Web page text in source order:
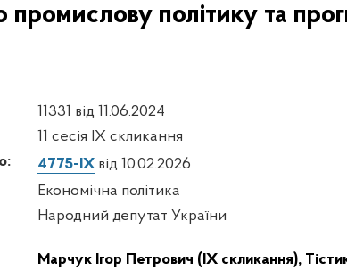
політику та
11331 від 11.06.2024
11 сесія IX скликання
4775-IX від 10.02.2026
Економічна політика
Народний депутат України
Марчук Ігор Петрович (IX скликання),